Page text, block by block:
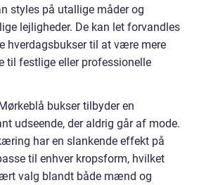
styles på utallige måder og
lejligheder. De kan let forvandles
hverdagsbukser til at være mere
til festlige eller professionelle
bukser tilbyder en
udseende, der aldrig går af mode.
har en slankende effekt på
til enhver kropsform, hvilket
valg blandt både mænd og